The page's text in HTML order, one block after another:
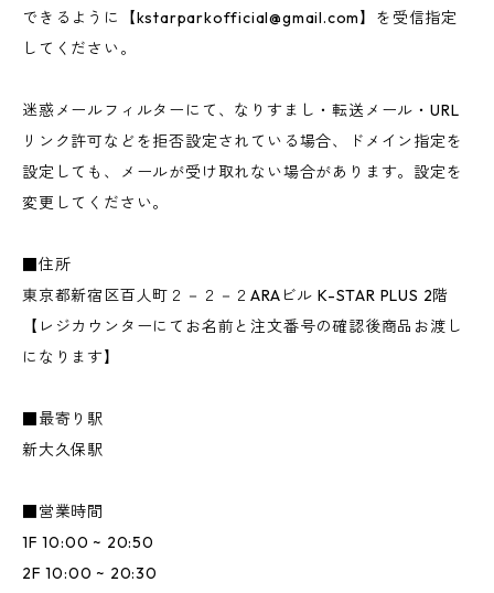
できるように【kstarparkofficial@gmail.com】を受信指定
してください。
迷惑メールフィルターにて、なりすまし・転送メール・URL
リンク許可などを拒否設定されている場合、ドメイン指定を
設定しても、メールが受け取れない場合があります。設定を
変更してください。
■住所
東京都新宿区百人町２－２－２ARAビル K-STAR PLUS 2階
【レジカウンターにてお名前と注文番号の確認後商品お渡し
になります】
■最寄り駅
新大久保駅
■営業時間
1F 10:00 ~ 20:50
2F 10:00 ~ 20:30